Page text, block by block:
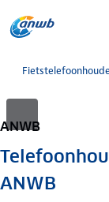
ANWB
ANWB